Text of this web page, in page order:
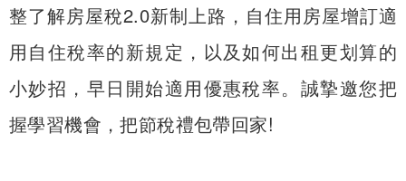
整了解房屋稅2.0新制上路，自住用房屋增訂適
用自住稅率的新規定，以及如何出租更划算的
小妙招，早日開始適用優惠稅率。誠摯邀您把
握學習機會，把節稅禮包帶回家!